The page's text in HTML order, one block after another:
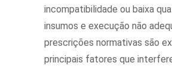
incompatibilidade ou baixa
insumos e execução não
prescrições normativas são
principais fatores que